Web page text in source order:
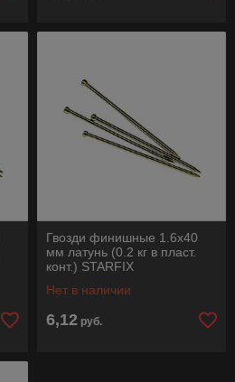
Гвозди финишные 1.6х40
мм латунь (0.2 кг в пласт.
конт.) STARFIX
Нет в наличии
6,12 руб.